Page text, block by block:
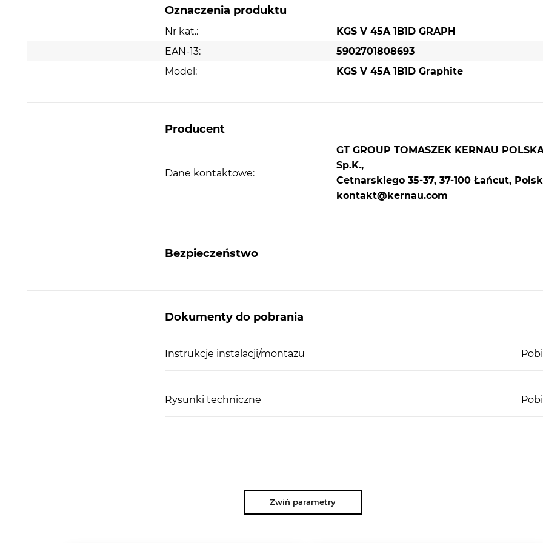
Oznaczenia produktu
Nr kat.:
KGS V 45A 1B1D GRAPH
EAN-13:
5902701808693
Model:
KGS V 45A 1B1D Graphite
Producent
Dane kontaktowe:
GT GROUP TOMASZEK KERNAU
Sp.K.,
Cetnarskiego 35-37, 37-100 Łańcut,
kontakt@kernau.com
Bezpieczeństwo
Dokumenty do pobrania
Instrukcje instalacji/montażu
Rysunki techniczne
Zwiń parametry